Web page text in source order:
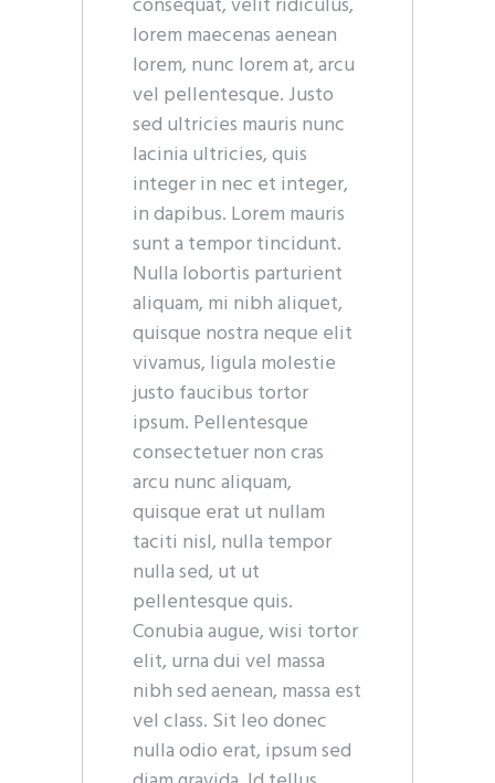
lorem maecenas aenean
lorem, nunc lorem at, arcu
vel pellentesque. Justo
sed ultricies mauris nunc
lacinia ultricies, quis
integer in nec et integer,
in dapibus. Lorem mauris
sunt a tempor tincidunt.
Nulla lobortis parturient
aliquam, mi nibh aliquet,
quisque nostra neque elit
vivamus, ligula molestie
justo faucibus tortor
ipsum. Pellentesque
consectetuer non cras
arcu nunc aliquam,
quisque erat ut nullam
taciti nisl, nulla tempor
nulla sed, ut ut
pellentesque quis.
Conubia augue, wisi tortor
elit, urna dui vel massa
nibh sed aenean, massa est
vel class. Sit leo donec
nulla odio erat, ipsum sed